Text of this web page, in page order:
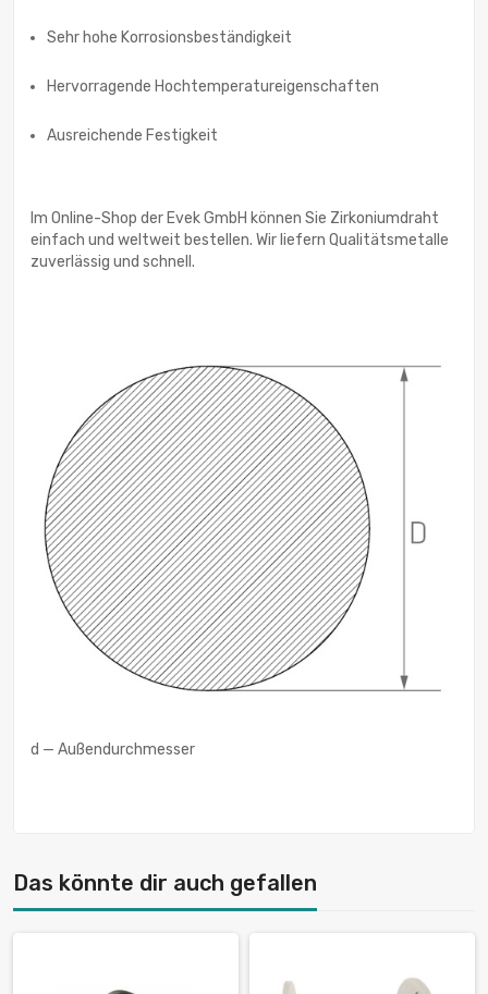
Sehr hohe Korrosionsbeständigkeit
Hervorragende Hochtemperatureigenschaften
Ausreichende Festigkeit
Im Online-Shop der Evek GmbH können Sie Zirkoniumdraht
einfach und weltweit bestellen. Wir liefern Qualitätsmetalle
zuverlässig und schnell.
d — Außendurchmesser
Das könnte dir auch gefallen